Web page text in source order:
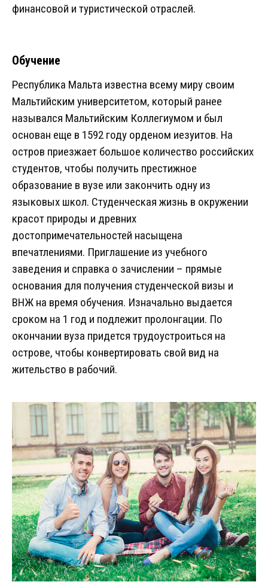
финансовой и туристической отраслей.
Обучение
Республика Мальта известна всему миру своим
Мальтийским университетом, который ранее
назывался Мальтийским Коллегиумом и был
основан еще в 1592 году орденом иезуитов. На
остров приезжает большое количество российских
студентов, чтобы получить престижное
образование в вузе или закончить одну из
языковых школ. Студенческая жизнь в окружении
красот природы и древних
достопримечательностей насыщена
впечатлениями. Приглашение из учебного
заведения и справка о зачислении – прямые
основания для получения студенческой визы и
ВНЖ на время обучения. Изначально выдается
сроком на 1 год и подлежит пролонгации. По
окончании вуза придется трудоустроиться на
острове, чтобы конвертировать свой вид на
жительство в рабочий.